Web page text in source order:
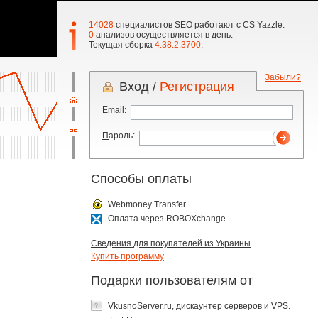
14028 специалистов SEO работают с CS Yazzle.
0 анализов осуществляется в день.
Текущая сборка 4.38.2.3700.
Забыли?
Вход / Регистрация
Email:
Пароль:
Способы оплаты
Webmoney Transfer.
Оплата через ROBOXchange.
Сведения для покупателей из Украины
Купить программу
Подарки пользователям от
VkusnoServer.ru, дискаунтер серверов и VPS.